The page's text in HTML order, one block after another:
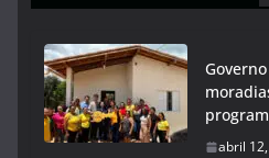
abril